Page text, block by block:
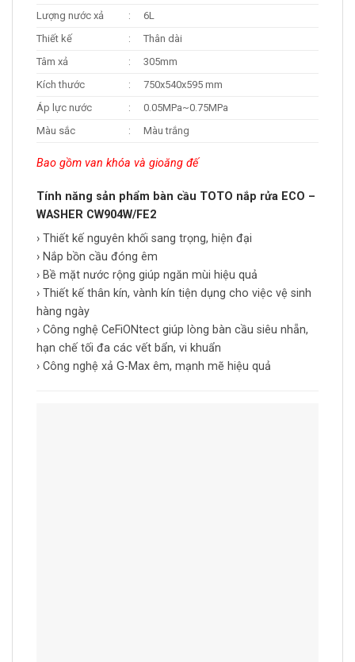
Lượng nước xả
:
6L
Thiết kế
:
Thân dài
Tâm xả
:
305mm
Kích thước
:
750x540x595 mm
Áp lực nước
:
0.05MPa~0.75MPa
Màu sắc
: Màu trắng
Bao gồm van khóa và gioăng đế
Tính năng sản phẩm bàn cầu TOTO nắp rửa ECO –
WASHER CW904W/FE2
› Thiết kế nguyên khối sang trọng, hiện đại
› Nắp bồn cầu đóng êm
› Bề mặt nước rộng giúp ngăn mùi hiệu quả
› Thiết kế thân kín, vành kín tiện dụng cho việc vệ sinh
hàng ngày
› Công nghệ CeFiONtect giúp lòng bàn cầu siêu nhẵn,
hạn chế tối đa các vết bẩn, vi khuẩn
› Công nghệ xả G-Max êm, mạnh mẽ hiệu quả